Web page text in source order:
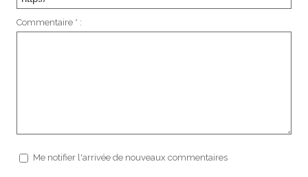
Commentaire * :
Me notifier l'arrivée de nouveaux commentaires